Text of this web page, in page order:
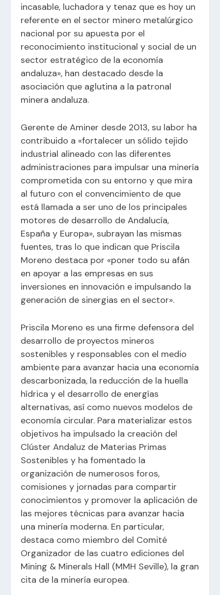
incasable, luchadora y tenaz que es hoy un
referente en el sector minero metalúrgico
nacional por su apuesta por el
reconocimiento institucional y social de un
sector estratégico de la economía
andaluza», han destacado desde la
asociación que aglutina a la patronal
minera andaluza.
Gerente de Aminer desde 2013, su labor ha
contribuido a «fortalecer un sólido tejido
industrial alineado con las diferentes
administraciones para impulsar una minería
comprometida con su entorno y que mira
al futuro con el convencimiento de que
está llamada a ser uno de los principales
motores de desarrollo de Andalucía,
España y Europa», subrayan las mismas
fuentes, tras lo que indican que Priscila
Moreno destaca por «poner todo su afán
en apoyar a las empresas en sus
inversiones en innovación e impulsando la
generación de sinergias en el sector».
Priscila Moreno es una firme defensora del
desarrollo de proyectos mineros
sostenibles y responsables con el medio
ambiente para avanzar hacia una economía
descarbonizada, la reducción de la huella
hídrica y el desarrollo de energías
alternativas, así como nuevos modelos de
economía circular. Para materializar estos
objetivos ha impulsado la creación del
Clúster Andaluz de Materias Primas
Sostenibles y ha fomentado la
organización de numerosos foros,
comisiones y jornadas para compartir
conocimientos y promover la aplicación de
las mejores técnicas para avanzar hacia
una minería moderna. En particular,
destaca como miembro del Comité
Organizador de las cuatro ediciones del
Mining & Minerals Hall (MMH Seville), la gran
cita de la minería europea.